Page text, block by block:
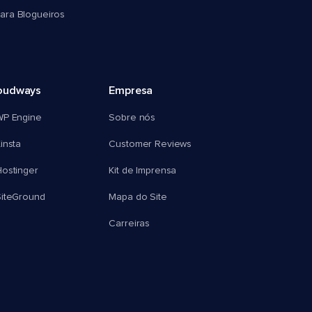
Blogueiros
Engine
Empresa
Sobre nós
Customer Reviews
Kit de Imprensa
Mapa do Site
Carreiras